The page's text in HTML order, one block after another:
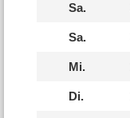
Sa.
Sa.
Mi.
Di.